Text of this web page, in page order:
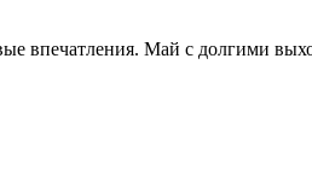
впечатления. Май с долгими